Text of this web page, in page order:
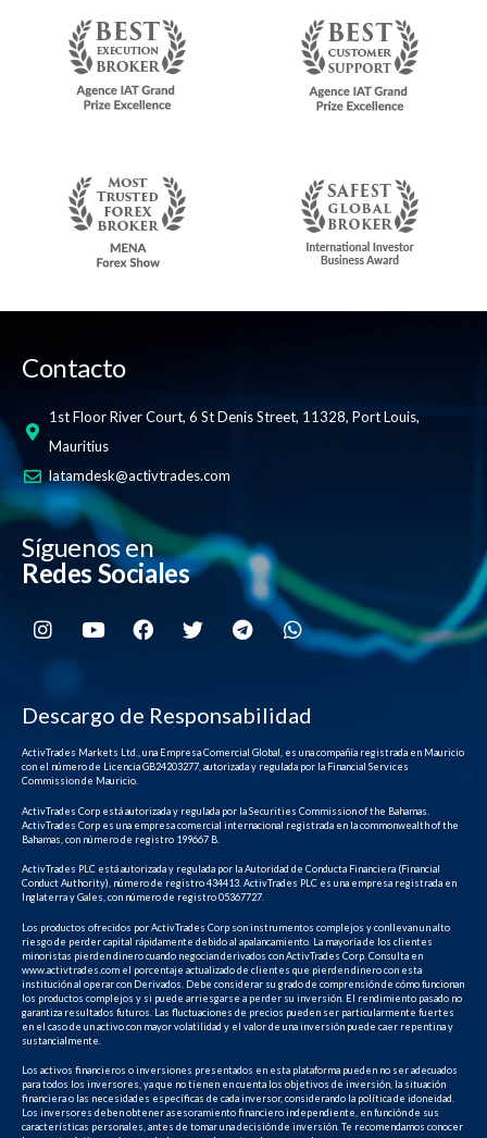
Contacto
1st Floor River Court, 6 St Denis Street, 11328, Port Louis,
Mauritius
latamdesk@activtrades.com
Síguenos en
Redes Sociales
Descargo de Responsabilidad
ActivTrades Markets Ltd., una Empresa Comercial Global, es una compañía registrada en Mauricio
con el número de Licencia GB24203277, autorizada y regulada por la Financial Services
Commission de Mauricio.
ActivTrades Corp está autorizada y regulada por la Securities Commission of the Bahamas.
ActivTrades Corp es una empresa comercial internacional registrada en la commonwealth of the
Bahamas, con número de registro 199667 B.
ActivTrades PLC está autorizada y regulada por la Autoridad de Conducta Financiera (Financial
Conduct Authority), número de registro 434413. ActivTrades PLC es una empresa registrada en
Inglaterra y Gales, con número de registro 05367727.
Los productos ofrecidos por ActivTrades Corp son instrumentos complejos y conllevan un alto
riesgo de perder capital rápidamente debido al apalancamiento. La mayoría de los clientes
minoristas pierden dinero cuando negocian derivados con ActivTrades Corp. Consulta en
www.activtrades.com el porcentaje actualizado de clientes que pierden dinero con esta
institución al operar con Derivados. Debe considerar su grado de comprensión de cómo funcionan
los productos complejos y si puede arriesgarse a perder su inversión. El rendimiento pasado no
garantiza resultados futuros. Las fluctuaciones de precios pueden ser particularmente fuertes
en el caso de un activo con mayor volatilidad y el valor de una inversión puede caer repentina y
sustancialmente.
Los activos financieros o inversiones presentados en esta plataforma pueden no ser adecuados
para todos los inversores, ya que no tienen en cuenta los objetivos de inversión, la situación
financiera o las necesidades específicas de cada inversor, considerando la política de idoneidad.
Los inversores deben obtener asesoramiento financiero independiente, en función de sus
características personales, antes de tomar una decisión de inversión. Te recomendamos conocer